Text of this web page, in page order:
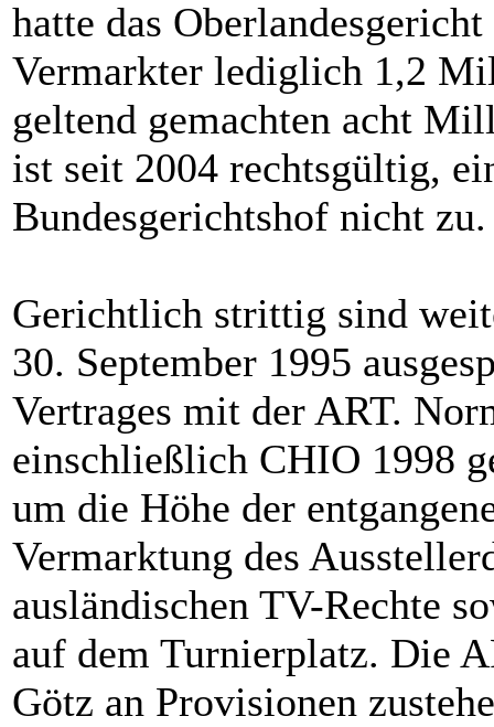
hatte das
Vermarkter lediglich 1,2
geltend gemachten acht
ist seit 2004 rechtsgültig,
Bundesgerichtshof nicht zu.
Gerichtlich strittig sind
30. September 1995
Vertrages mit der ART.
einschließlich CHIO 1998
um die Höhe der
Vermarktung des
ausländischen TV-Rechte
auf dem Turnierplatz. Die
Götz an Provisionen